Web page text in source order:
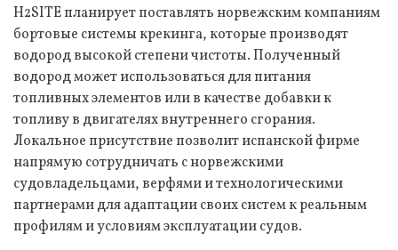
H2SITE планирует поставлять норвежским компаниям
бортовые системы крекинга, которые производят
водород высокой степени чистоты. Полученный
водород может использоваться для питания
топливных элементов или в качестве добавки к
топливу в двигателях внутреннего сгорания.
Локальное присутствие позволит испанской фирме
напрямую сотрудничать с норвежскими
судовладельцами, верфями и технологическими
партнерами для адаптации своих систем к реальным
профилям и условиям эксплуатации судов.